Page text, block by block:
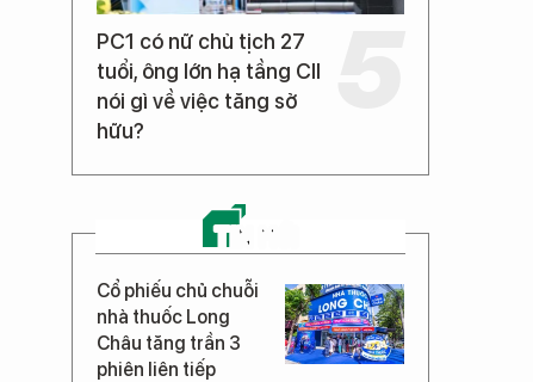
PC1 có nữ chủ tịch 27
tuổi, ông lớn hạ tầng CII
nói gì về việc tăng sở
hữu?
TIN MỚI
Cổ phiếu chủ chuỗi
nhà thuốc Long
Châu tăng trần 3
phiên liên tiếp